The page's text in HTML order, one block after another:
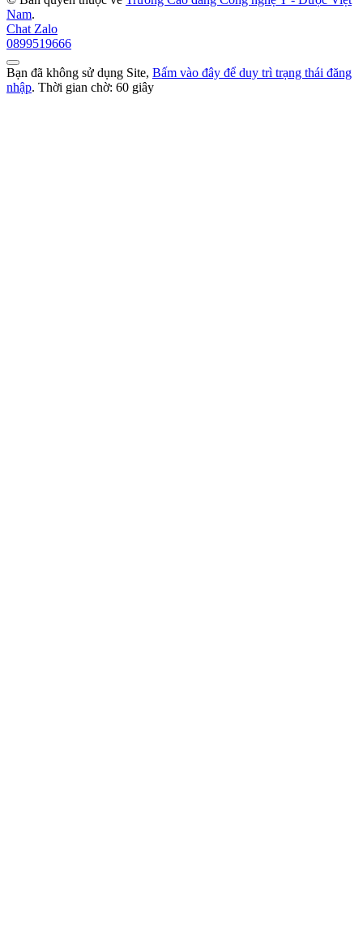
Nam.
Chat Zalo
0899519666
Bạn đã không sử dụng Site, Bấm vào đây để duy trì trạng thái đăng
nhập. Thời gian chờ: 60 giây